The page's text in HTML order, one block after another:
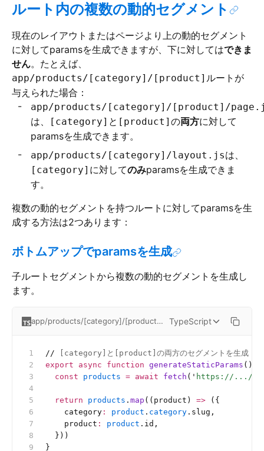
ルート内の複数の動的セグメント
現在のレイアウトまたはページより上の動的セグメント
に対してparamsを生成できますが、下に対してはできま
せん。たとえば、
app/products/[category]/[product] ルートが
与えられた場合：
app/products/[category]/[product]/
は、 [category] と [product] の両方に対して
paramsを生成できます。
app/products/[category]/layout.jsは、
[category] に対してのみparamsを生成できま
す。
複数の動的セグメントを持つルートに対してparamsを生
成する方法は2つあります：
ボトムアップでparamsを生成
子ルートセグメントから複数の動的セグメントを生成し
ます。
app/products/[category]/[product]/page.tsx TypeScript
// [category]と[product]の両方のセグメントを生成
export async function generateStaticParams () {
  const
products = await fetch ( ' https://.../
  return
products . map ((product) => ({
    category
: product . category .slug,
    product
: product .id,
  }))
}